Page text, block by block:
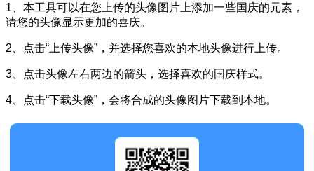
1、本工具可以在您上传的头像图片上添加一些国庆的元素，
请您的头像显示更加的喜庆。
2、点击“上传头像”，并选择您喜欢的本地头像进行上传。
3、点击头像左右两边的箭头，选择喜欢的国庆样式。
4、点击“下载头像”，会将合成的头像图片下载到本地。